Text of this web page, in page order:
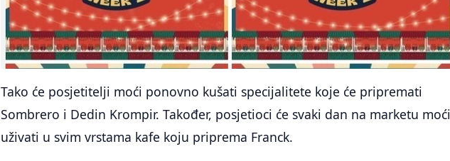
Tako će posjetitelji moći ponovno kušati specijalitete koje će pripremati
Sombrero i Dedin Krompir. Također, posjetioci će svaki dan na marketu moći
uživati u svim vrstama kafe koju priprema Franck.